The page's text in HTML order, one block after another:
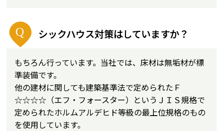
シックハウス対策はしていますか？
もちろん行っています。当社では、床材は無垢材が標
準装備です。
他の建材に関しても建築基準法で定められたＦ
☆☆☆☆（エフ・フォースター）というＪＩＳ規格で
定められたホルムアルデヒド等級の最上位規格のもの
を使用しています。